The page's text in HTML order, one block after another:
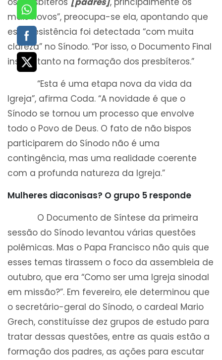
mais novos”, preocupa-se ela, apontando que
essa resistência foi detectada “com muita
clareza” no Sínodo. “Por isso, o Documento Final
insiste tanto na formação dos presbíteros.”
“Esta é uma etapa nova da vida da
Igreja”, afirma Coda. “A novidade é que o
Sínodo se tornou um processo que envolve
todo o Povo de Deus. O fato de não bispos
participarem do Sínodo não é uma
contingência, mas uma realidade coerente
com a profunda natureza da Igreja.”
Mulheres diaconisas? O grupo 5 responde
O Documento de Síntese da primeira
sessão do Sínodo levantou várias questões
polêmicas. Mas o Papa Francisco não quis que
esses temas tirassem o foco da assembleia de
outubro, que era “Como ser uma Igreja sinodal
em missão?”. Em fevereiro, ele determinou que
o secretário-geral do Sínodo, o cardeal Mario
Grech, constituísse dez grupos de estudo para
tratar dessas questões, entre as quais estão a
formação dos padres, as ações para escutar